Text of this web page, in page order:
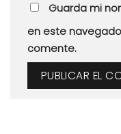
Guarda mi
en este
comente.